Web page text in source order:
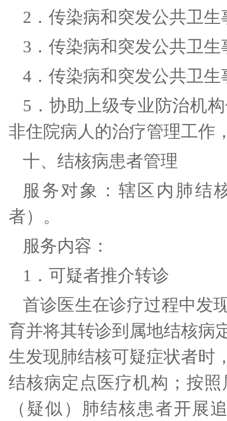
2．传染病和突发公共卫
3．传染病和突发公共卫
4．传染病和突发公共卫
5．协助上级专业防治机
非住院病人的治疗管理工
十、结核病患者管理
服务对象：辖区内肺结
者）。
服务内容：
1．可疑者推介转诊
首诊医生在诊疗过程中发
育并将其转诊到属地结核病
生发现肺结核可疑症状者时
结核病定点医疗机构；按
（疑似）肺结核患者开展